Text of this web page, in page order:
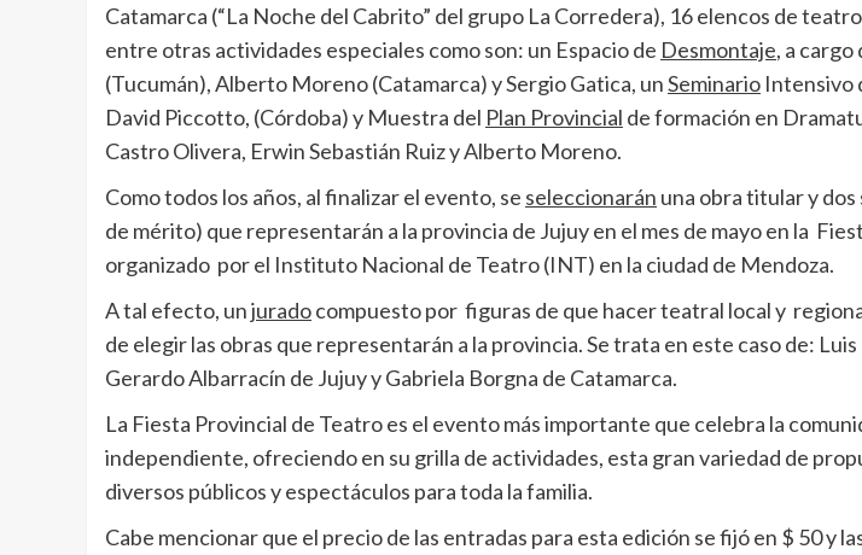
Catamarca (“La Noche del Cabrito” del grupo La Corredera), 16 elencos de
entre otras actividades especiales como son: un Espacio de Desmontaje, a
(Tucumán), Alberto Moreno (Catamarca) y Sergio Gatica, unSeminario Intensivo
David Piccotto, (Córdoba) y Muestra del Plan Provincial de formación en
Castro Olivera, Erwin Sebastián Ruiz y Alberto Moreno.
Como todos los años, al finalizar el evento, se seleccionarán una obra titular y
de mérito) que representarán a la provincia de Jujuy en el mes de mayo en la
organizado por el Instituto Nacional de Teatro (INT) en la ciudad de Mendoza.
A tal efecto, un juradocompuesto por figuras de que hacer teatral local y
de elegir las obras que representarán a la provincia. Se trata en este caso de:
Gerardo Albarracín de Jujuy y Gabriela Borgna de Catamarca.
La Fiesta Provincial de Teatro es el evento más importante que celebra la
independiente, ofreciendo en su grilla de actividades, esta gran variedad de
diversos públicos y espectáculos para toda la familia.
Cabe mencionar que el precio de las entradas para esta edición se fijó en $ 50 y